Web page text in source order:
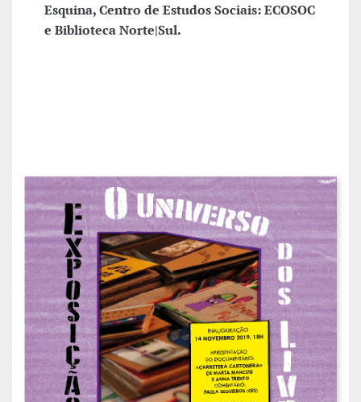
Esquina, Centro de Estudos Sociais: ECOSOC
e Biblioteca Norte|Sul.